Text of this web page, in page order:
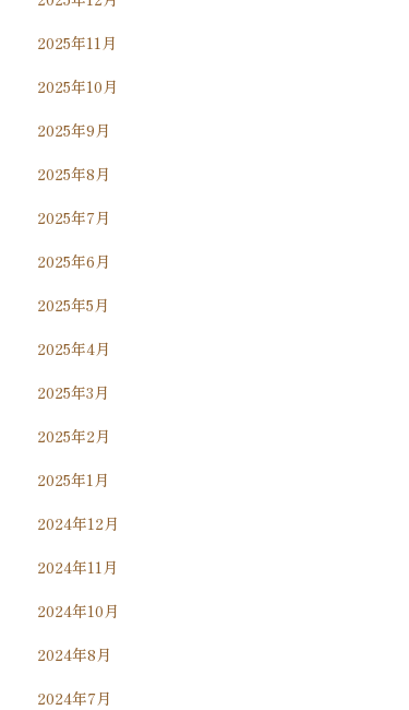
2025年11月
2025年10月
2025年9月
2025年8月
2025年7月
2025年6月
2025年5月
2025年4月
2025年3月
2025年2月
2025年1月
2024年12月
2024年11月
2024年10月
2024年8月
2024年7月